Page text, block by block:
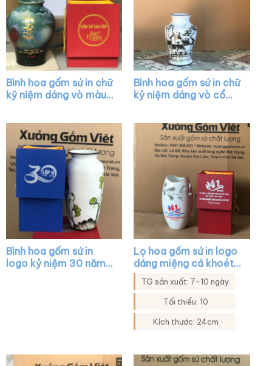
Bình hoa gốm sứ in chữ
kỹ niệm dáng vò màu
Bình hoa gốm sứ in chữ
kỷ niệm dáng vò cổ
Bình hoa gốm sứ in
logo kỷ niệm 30 năm
Lọ hoa gốm sứ in logo
dáng miệng cá khoét
màu trắng viền kim
XG-LH28
TG sản xuất: 7-10 ngày
Tối thiểu: 10
Kích thước: 24cm